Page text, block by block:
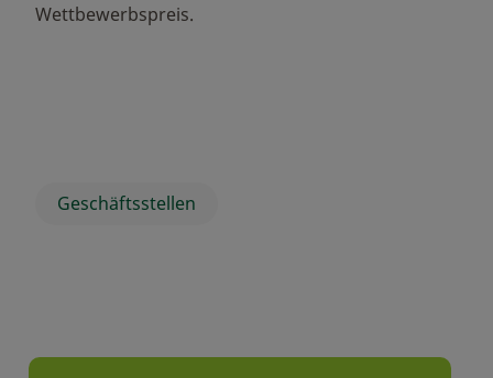
Wettbewerbspreis.
Geschäftsstellen